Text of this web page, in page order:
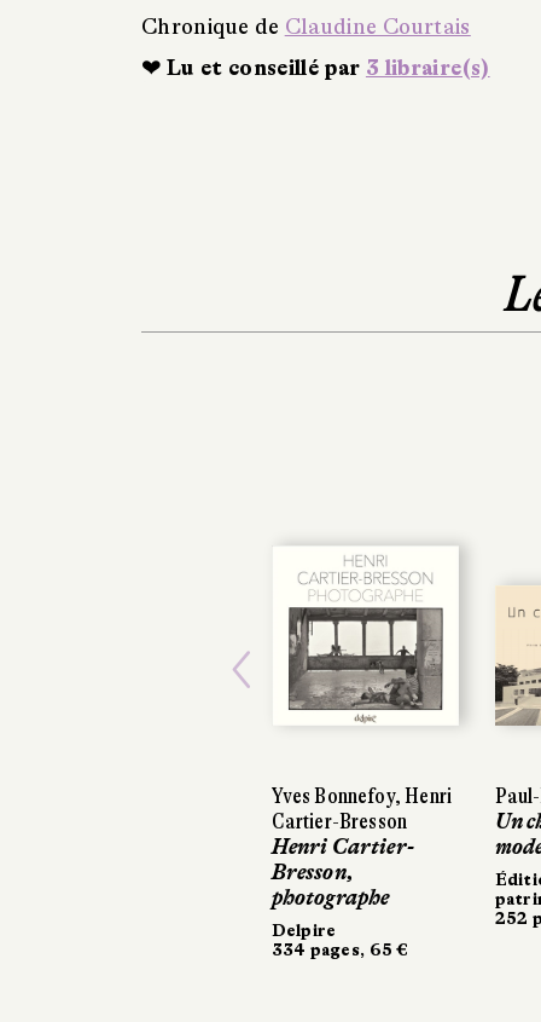
Chronique de Claudine Courtais
❤ Lu et conseillé par 3 libraire(s)
Yves Bonnefoy, Henri
Cartier-Bresson
Henri Cartier-
Bresson,
photographe
Delpire
334 pages, 65 €
Un
252
Previous